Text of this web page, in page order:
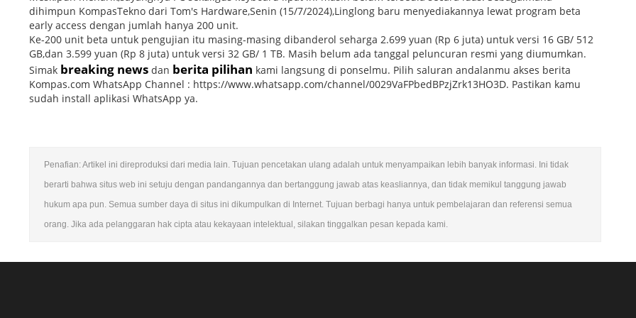
dihimpun KompasTekno dari Tom's Hardware,Senin (15/7/2024),Linglong baru menyediakannya lewat program beta
early access dengan jumlah hanya 200 unit.
Ke-200 unit beta untuk pengujian itu masing-masing dibanderol seharga 2.699 yuan (Rp 6 juta) untuk versi 16 GB/ 512
GB,dan 3.599 yuan (Rp 8 juta) untuk versi 32 GB/ 1 TB. Masih belum ada tanggal peluncuran resmi yang diumumkan.
Simak breaking news dan berita pilihan kami langsung di ponselmu. Pilih saluran andalanmu akses berita
Kompas.com WhatsApp Channel : https://www.whatsapp.com/channel/0029VaFPbedBPzjZrk13HO3D. Pastikan kamu
sudah install aplikasi WhatsApp ya.
Penafian: Artikel ini direproduksi dari media lain. Tujuan pencetakan ulang adalah untuk menyampaikan lebih banyak informasi. Ini tidak
berarti bahwa situs web ini setuju dengan pandangannya dan bertanggung jawab atas keasliannya, dan tidak memikul tanggung jawab
hukum apa pun. Semua sumber daya di situs ini dikumpulkan di Internet. Tujuan berbagi hanya untuk pembelajaran dan referensi semua
orang. Jika ada pelanggaran hak cipta atau kekayaan intelektual, silakan tinggalkan pesan kepada kami.